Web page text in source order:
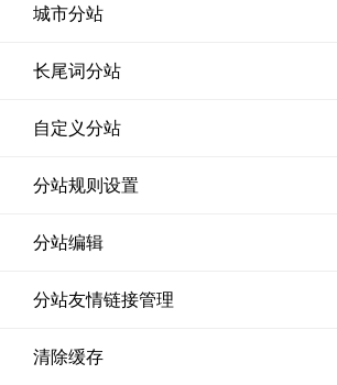
城市分站
长尾词分站
自定义分站
分站规则设置
分站编辑
分站友情链接管理
清除缓存